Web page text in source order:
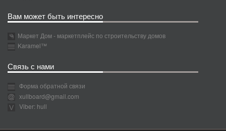
Вам может быть интересно
Маркет Дом - маркетплейс по строительству домов
Karamel™
Связь с нами
Форма обратной связи
xullboard@gmail.com
Viber: hull